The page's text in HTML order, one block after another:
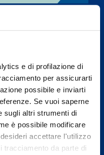
e di profilazione di
per assicurarti
possibile e inviarti
Se vuoi saperne
sugli altri strumenti di
è possibile modificare
accettare l'utilizzo
tracciamento da parte di
contratto Placet
Placet Casa
Luce